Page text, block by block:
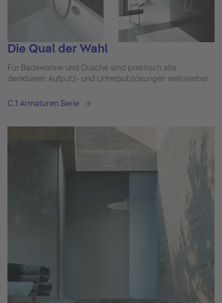
Die Qual der Wahl
Für Badewanne und Dusche sind praktisch alle
denkbaren Aufputz- und Unterputzlösungen realisierbar.
C.1 Armaturen Serie